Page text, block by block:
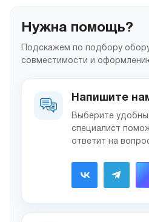
Нужна помощь?
Подскажем по подбору
совместимости и
Напишите
Выберите
специалист
ответит на